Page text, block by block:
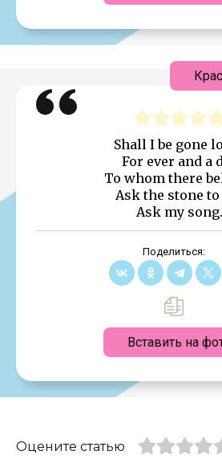
Shall I be gone
For ever and a
To whom there
Ask the stone to
Ask my song.
Поделиться:
Вставить на
Оцените статью